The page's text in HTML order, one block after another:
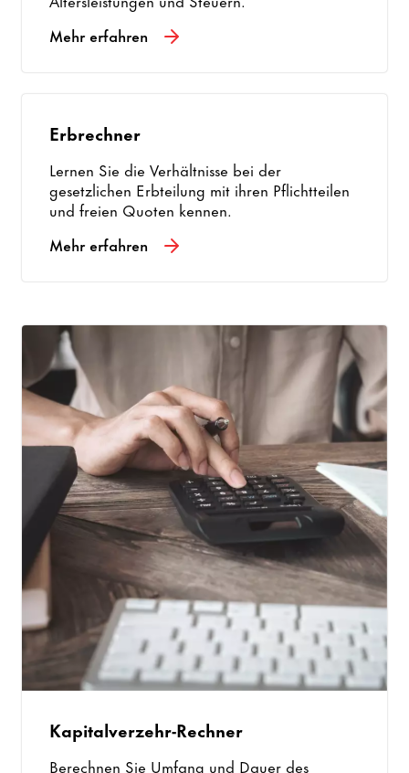
Mehr erfahren
Erbrechner
Lernen Sie die Verhältnisse bei der
gesetzlichen Erbteilung mit ihren Pflichtteilen
und freien Quoten kennen.
Mehr erfahren
Kapitalverzehr-Rechner
Berechnen Sie Umfang und Dauer des